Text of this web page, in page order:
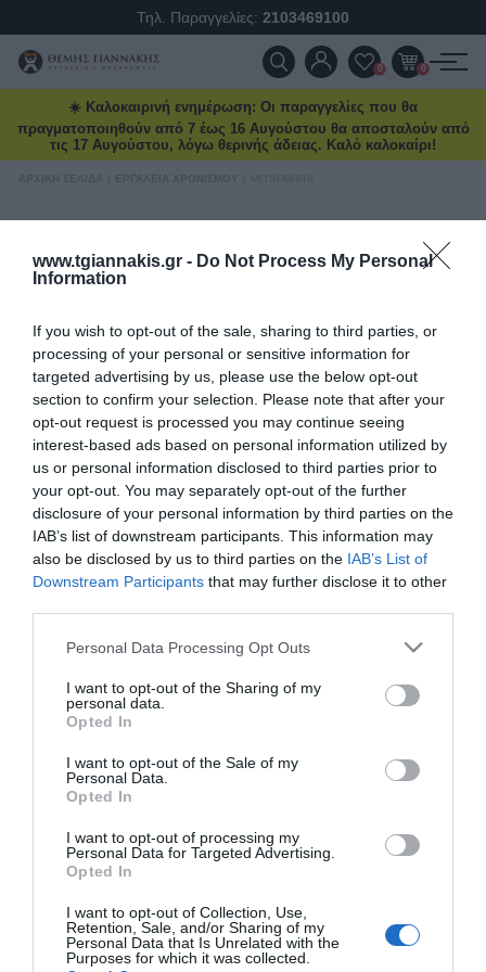
www.tgiannakis.gr - Do Not Process My Personal
Information
If you wish to opt-out of the sale, sharing to third parties, or
processing of your personal or sensitive information for
targeted advertising by us, please use the below opt-out
section to confirm your selection. Please note that after your
opt-out request is processed you may continue seeing
interest-based ads based on personal information utilized by
us or personal information disclosed to third parties prior to
your opt-out. You may separately opt-out of the further
disclosure of your personal information by third parties on the
IAB’s list of downstream participants. This information may
also be disclosed by us to third parties on the IAB’s List of
Downstream Participants that may further disclose it to other
Please note that this website/app uses one or more Google
not limited to your visit or usage behaviour. You may click to
grant or deny consent to Google and its third-party tags to
use your data for below specified purposes in below Google
consent section.
Personal Data Processing Opt Outs
I want to opt-out of the Sharing of my
personal data.
Opted In
I want to opt-out of the Sale of my
Personal Data.
Opted In
I want to opt-out of processing my
Personal Data for Targeted Advertising.
Opted In
I want to opt-out of Collection, Use,
Retention, Sale, and/or Sharing of my
Personal Data that Is Unrelated with the
Purposes for which it was collected.
Τηλ. Παραγγελίες: 2103469100
ΠΡΟΪΌΝΤΑ
ΠΡΟΣΦΟΡΈΣ
ΝΈΑ & ΆΡΘΡΑ
0 0
☀️ Καλοκαιρινή ενημέρωση: Οι παραγγελίες που θα
πραγματοποιηθούν από 7 έως 16 Αυγούστου θα αποσταλούν από
τις 17 Αυγούστου, λόγω θερινής άδειας. Καλό καλοκαίρι!
Mitsubishi
ΑΝΆ ΣΕΛΊΔΑ
συμπλέκτη ανεμιστήρα
SKU
bgs70953
Άμεσα Διαθέσιμο
55,80 €
Αγορά
renault/opel/volvo Asta
33,48 €
Ειδικές προσφορές και δώρα μέχρι
δωρεάν μεταφορικά και επιλεγμένα
deals στο
tgiannakis.gr.
Μάθετε πρώτοι
τι έρχεται τον
επόμενο μήνα.